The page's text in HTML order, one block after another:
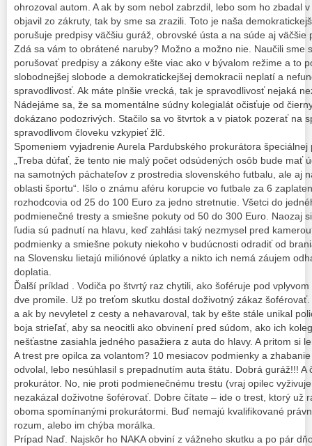
ohrozoval autom. A ak by som nebol zabrzdil, lebo som ho zbadal
objavil zo zákruty, tak by sme sa zrazili. Toto je naša
porušuje predpisy väčšiu guráž, obrovské ústa a na súde aj väčšie
Zdá sa vám to obrátené naruby? Možno a možno nie. Naučili sme
porušovať predpisy a zákony ešte viac ako v bývalom režime a to
slobodnejšej slobode a demokratickejšej demokracii neplatí a
spravodlivosť. Ak máte plnšie vrecká, tak je spravodlivosť nejaká
Nádejáme sa, že sa momentálne súdny kolegialát očisťuje od
dokázano podozrivých. Stačilo sa vo štvrtok a v piatok pozerať na
spravodlivom človeku vzkypieť žlč.
Spomeniem vyjadrenie Aurela Pardubského prokurátora špeciálnej
„Treba dúfať, že tento nie malý počet odsúdených osôb bude mať
na samotných páchateľov z prostredia slovenského futbalu, ale aj
oblasti športu“. Išlo o známu aféru korupcie vo futbale za 6
rozhodcovia od 25 do 100 Euro za jedno stretnutie. Všetci do
podmienečné tresty a smiešne pokuty od 50 do 300 Euro. Naozaj
ľudia sú padnutí na hlavu, keď zahlási taký nezmysel pred
podmienky a smiešne pokuty niekoho v budúcnosti odradiť od
na Slovensku lietajú miliónové úplatky a nikto ich nemá záujem
doplatia.
Ďalší príklad . Vodiča po štvrtý raz chytili, ako šoféruje pod
dve promile. Už po treťom skutku dostal doživotný zákaz
a ak by nevyletel z cesty a nehavaroval, tak by ešte stále unikal
boja strieľať, aby sa neocitli ako obvinení pred súdom, ako ich
nešťastne zasiahla jedného pasažiera z auta do hlavy. A pritom si
A trest pre opilca za volantom? 10 mesiacov podmienky a zhabanie
odvolal, lebo nesúhlasil s prepadnutím auta štátu. Dobrá guráž!!! A
prokurátor. No, nie proti podmienečnému trestu (vraj opilec
nezakázal doživotne šoférovať. Dobre čítate – ide o trest, ktorý už
oboma spomínanými prokurátormi. Buď nemajú kvalifikované
rozum, alebo im chýba morálka.
Prípad Naď. Najskôr ho NAKA obviní z vážneho skutku a po pár